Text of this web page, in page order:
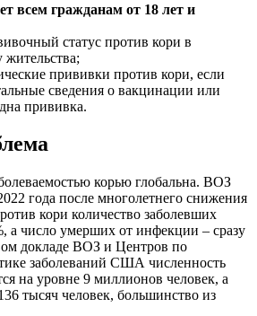
всем гражданам от 18 лет и
статус против кори в
прививки против кори, если
сведения о вакцинации или
прививка.
корью глобальна. ВОЗ
года после многолетнего снижения
кори количество заболевших
а число умерших от инфекции – сразу
докладе ВОЗ и Центров по
заболеваний США численность
на уровне 9 миллионов человек, а
тысяч человек, большинство из